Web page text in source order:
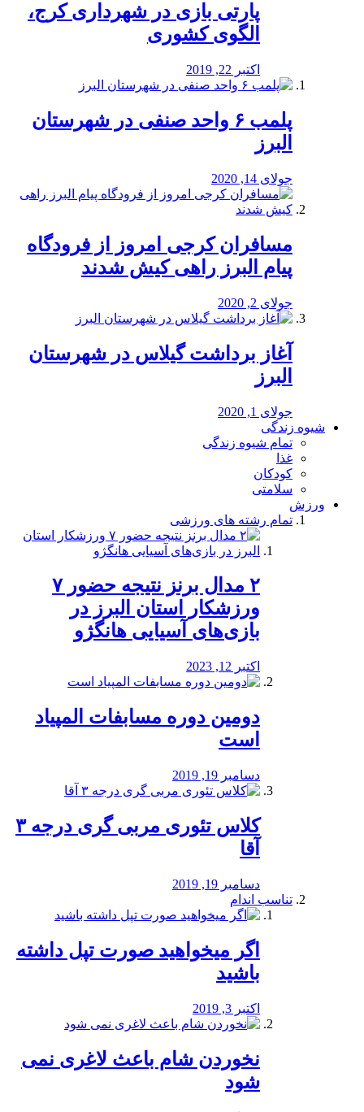
پارتی بازی در شهرداری کرج،
الگوی کشوری
اکتبر 22, 2019
پلمب ۶ واحد صنفی در شهرستان
البرز
جولای 14, 2020
مسافران کرجی امروز از فرودگاه
پیام البرز راهی کیش شدند
جولای 2, 2020
آغاز برداشت گیلاس در شهرستان
البرز
جولای 1, 2020
شیوه زندگی
تمام شیوه زندگی
غذا
کودکان
سلامتی
ورزش
تمام رشته های ورزشی
۲ مدال برنز نتیجه حضور ۷
ورزشکار استان البرز در
بازی‌های آسیایی هانگژو
اکتبر 12, 2023
دومین دوره مسابفات المپیاد
است
دسامبر 19, 2019
کلاس تئوری مربی گری درجه ۳
آقا
دسامبر 19, 2019
تناسب اندام
اگر میخواهید صورت تپل داشته
باشید
اکتبر 3, 2019
نخوردن شام باعث لاغری نمی
‌شود